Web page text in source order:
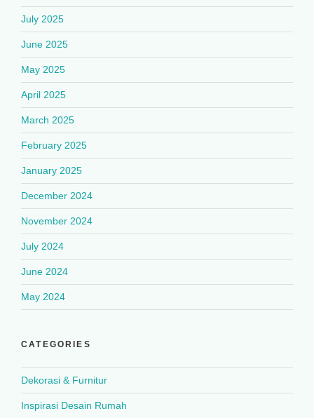
July 2025
June 2025
May 2025
April 2025
March 2025
February 2025
January 2025
December 2024
November 2024
July 2024
June 2024
May 2024
CATEGORIES
Dekorasi & Furnitur
Inspirasi Desain Rumah